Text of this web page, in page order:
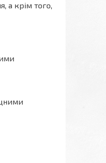
а крім того,